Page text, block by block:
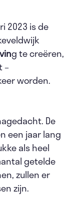
2023 is de
g te creëren,
–
worden.
De
een jaar lang
als heel
getelde
zullen er
zijn.